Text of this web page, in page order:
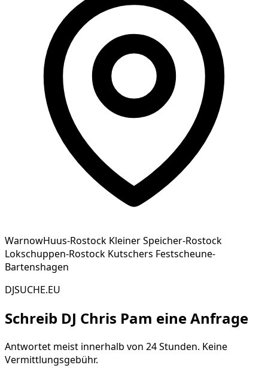
WarnowHuus-Rostock Kleiner Speicher-Rostock
Lokschuppen-Rostock Kutschers Festscheune-
Bartenshagen
DJSUCHE.EU
Schreib DJ Chris Pam eine Anfrage
Antwortet meist innerhalb von 24 Stunden. Keine
Vermittlungsgebühr.